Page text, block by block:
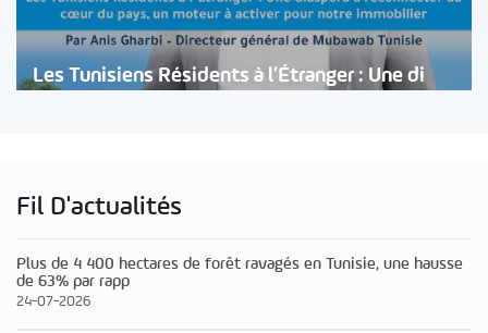
Les Tunisiens Résidents à l’Étranger : Une di
Fil D'actualités
Plus de 4 400 hectares de forêt ravagés en Tunisie, une hausse
de 63% par rapp
24-07-2026